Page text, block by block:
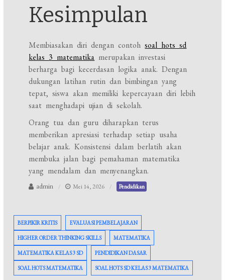
Kesimpulan
Membiasakan diri dengan contohsoal hots sd
kelas 3 matematika merupakan investasi
berharga bagi kecerdasan logika anak. Dengan
dukungan latihan rutin dan bimbingan yang
tepat, siswa akan memiliki kepercayaan diri lebih
saat menghadapi ujian di sekolah.
Orang tua dan guru diharapkan terus
memberikan apresiasi terhadap setiap usaha
belajar anak. Konsistensi dalam berlatih akan
membuka jalan bagi pemahaman matematika
yang mendalam dan menyenangkan.
admin Mei 14, 2026 Pendidikan
BERPIKIR KRITIS EVALUASI PEMBELAJARAN
HIGHER ORDER THINKING SKILLS MATEMATIKA
MATEMATIKA KELAS 3 SD PENDIDIKAN DASAR
SOAL HOTS MATEMATIKA SOAL HOTS SD KELAS 3 MATEMATIKA